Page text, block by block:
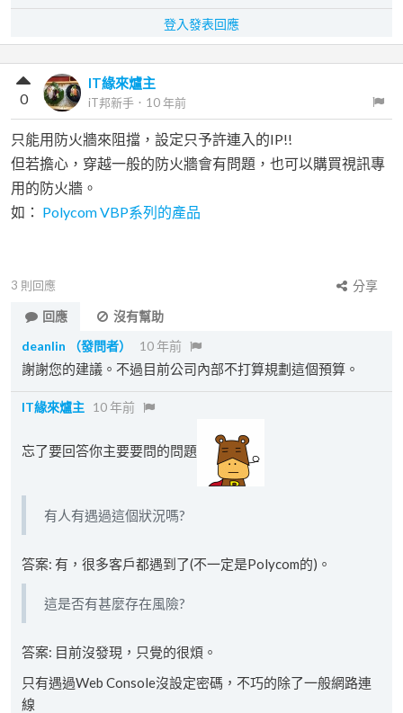
登入發表回應
IT緣來爐主
iT邦新手 ． 10 年前
0
只能用防火牆來阻擋，設定只予許連入的IP!!
但若擔心，穿越一般的防火牆會有問題，也可以購買視訊專
用的防火牆。
如： Polycom VBP系列的產品
3 則回應
分享
回應
沒有幫助
deanlin
（發問者） 10 年前
謝謝您的建議。不過目前公司內部不打算規劃這個預算。
IT緣來爐主 10 年前
忘了要回答你主要要問的問題
有人有遇過這個狀況嗎?
答案: 有，很多客戶都遇到了(不一定是Polycom的)。
這是否有甚麼存在風險?
答案: 目前沒發現，只覺的很煩。
只有遇過Web Console沒設定密碼，不巧的除了一般網路連
線